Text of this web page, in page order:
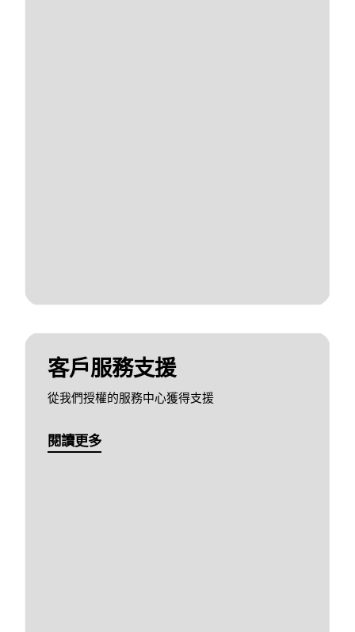
客戶服務支援
從我們授權的服務中心獲得支援
閱讀更多